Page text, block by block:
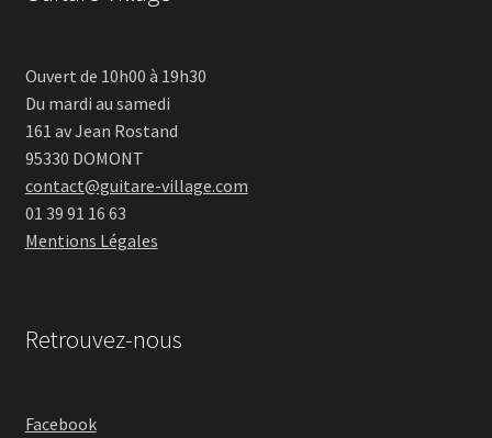
Ouvert de 10h00 à 19h30
Du mardi au samedi
161 av Jean Rostand
95330 DOMONT
contact@guitare-village.com
01 39 91 16 63
Mentions Légales
Retrouvez-nous
Facebook